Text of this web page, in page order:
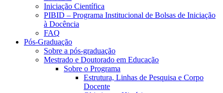
Iniciação Científica
PIBID – Programa Institucional de Bolsas de Iniciação
à Docência
FAQ
Pós-Graduação
Sobre a pós-graduação
Mestrado e Doutorado em Educação
Sobre o Programa
Estrutura, Linhas de Pesquisa e Corpo
Docente